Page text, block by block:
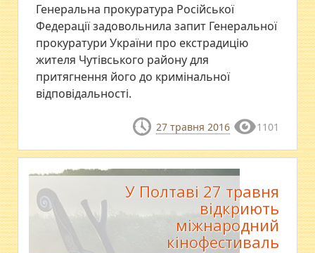
Генеральна прокуратура Російської
Федерації задовольнила запит Генеральної
прокуратури України про екстрадицію
жителя Чутівського району для
притягнення його до кримінальної
відповідальності.
27 травня 2016 1101
У Полтаві 27 травня
відкриють
міжнародний
кінофестиваль